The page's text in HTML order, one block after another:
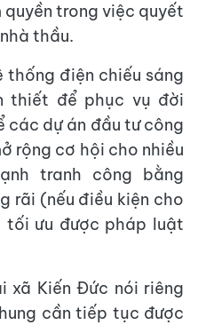
trong việc quyết
thầu.
điện chiếu sáng
thiết để phục vụ đời
các dự án đầu tư công
rộng cơ hội cho nhiều
tranh công bằng
rãi (nếu điều kiện cho
ưu được pháp luật
xã Kiến Đức nói riêng
cần tiếp tục được